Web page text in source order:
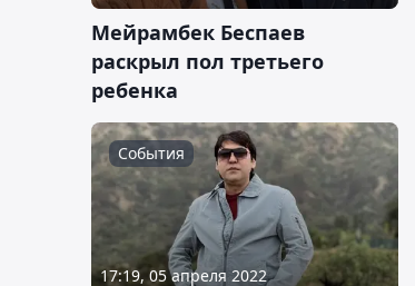
Мейрамбек Беспаев
раскрыл пол третьего
ребенка
События
17:19, 05 апреля 2022